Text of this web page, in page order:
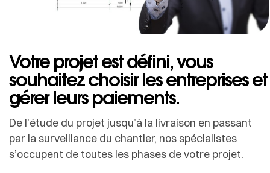
Votre projet est défini, vous
souhaitez choisir les entreprises et
gérer leurs paiements.
De l’étude du projet jusqu’à la livraison en passant
par la surveillance du chantier, nos spécialistes
s’occupent de toutes les phases de votre projet.